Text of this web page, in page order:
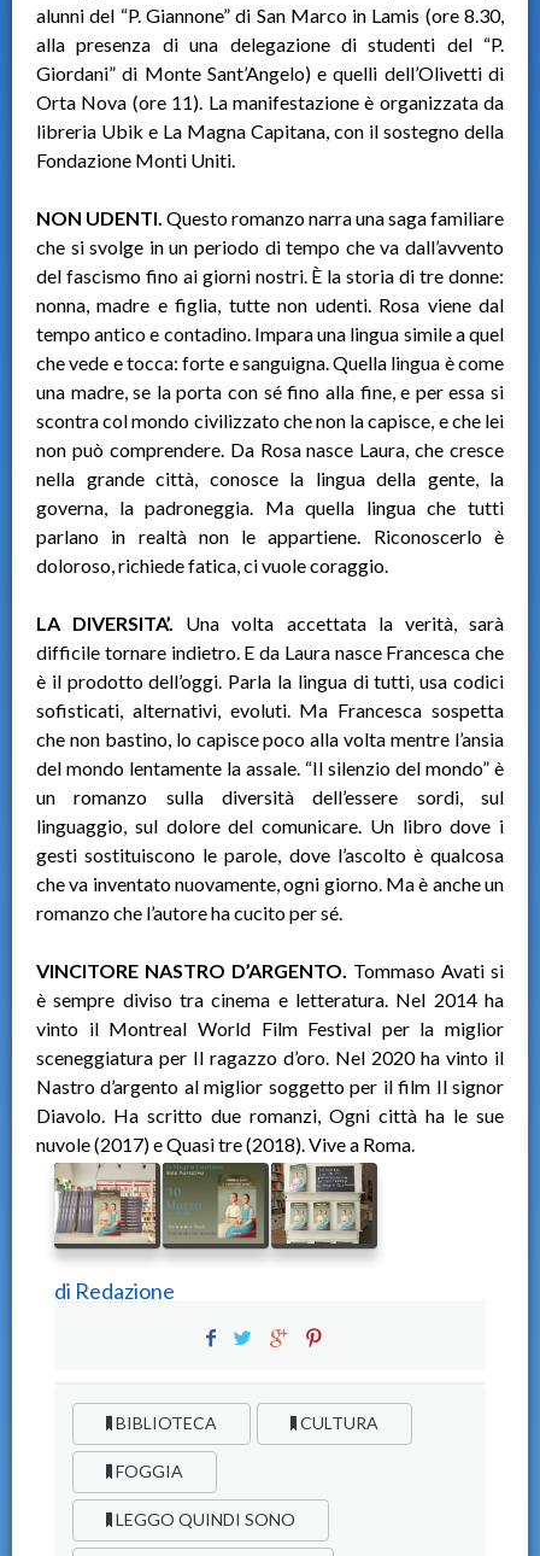
alunni del “P. Giannone” di San Marco in Lamis (ore 8.30,
alla presenza di una delegazione di studenti del “P.
Giordani” di Monte Sant’Angelo) e quelli dell’Olivetti di
Orta Nova (ore 11). La manifestazione è organizzata da
libreria Ubik e La Magna Capitana, con il sostegno della
Fondazione Monti Uniti.
NON UDENTI. Questo romanzo narra una saga familiare
che si svolge in un periodo di tempo che va dall’avvento
del fascismo fino ai giorni nostri. È la storia di tre donne:
nonna, madre e figlia, tutte non udenti. Rosa viene dal
tempo antico e contadino. Impara una lingua simile a quel
che vede e tocca: forte e sanguigna. Quella lingua è come
una madre, se la porta con sé fino alla fine, e per essa si
scontra col mondo civilizzato che non la capisce, e che lei
non può comprendere. Da Rosa nasce Laura, che cresce
nella grande città, conosce la lingua della gente, la
governa, la padroneggia. Ma quella lingua che tutti
parlano in realtà non le appartiene. Riconoscerlo è
doloroso, richiede fatica, ci vuole coraggio.
LA DIVERSITA’. Una volta accettata la verità, sarà
difficile tornare indietro. E da Laura nasce Francesca che
è il prodotto dell’oggi. Parla la lingua di tutti, usa codici
sofisticati, alternativi, evoluti. Ma Francesca sospetta
che non bastino, lo capisce poco alla volta mentre l’ansia
del mondo lentamente la assale. “Il silenzio del mondo” è
un romanzo sulla diversità dell’essere sordi, sul
linguaggio, sul dolore del comunicare. Un libro dove i
gesti sostituiscono le parole, dove l’ascolto è qualcosa
che va inventato nuovamente, ogni giorno. Ma è anche un
romanzo che l’autore ha cucito per sé.
VINCITORE NASTRO D’ARGENTO. Tommaso Avati si
è sempre diviso tra cinema e letteratura. Nel 2014 ha
vinto il Montreal World Film Festival per la miglior
sceneggiatura per Il ragazzo d’oro. Nel 2020 ha vinto il
Nastro d’argento al miglior soggetto per il film Il signor
Diavolo. Ha scritto due romanzi, Ogni città ha le sue
nuvole (2017) e Quasi tre (2018). Vive a Roma.
di Redazione
BIBLIOTECA CULTURA
FOGGIA
LEGGO QUINDI SONO